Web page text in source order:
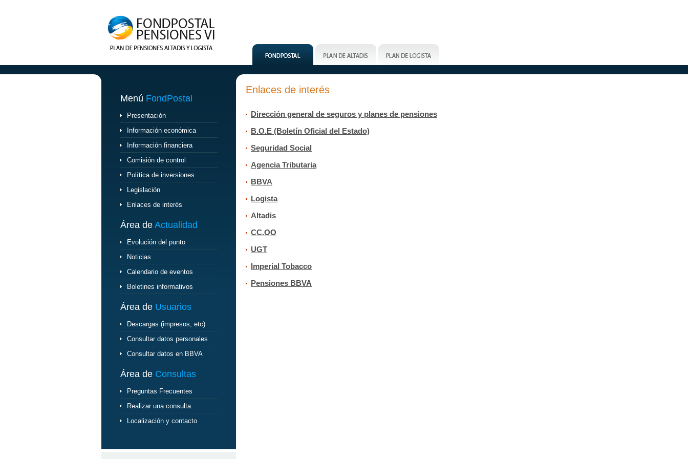
Menú FondPostal
Presentación
Información económica
Información financiera
Comisión de control
Política de inversiones
Legislación
Enlaces de interés
Área de Actualidad
Evolución del punto
Noticias
Calendario de eventos
Boletines informativos
Área de Usuarios
Descargas (impresos, etc)
Consultar datos personales
Consultar datos en BBVA
Área de Consultas
Preguntas Frecuentes
Realizar una consulta
Localización y contacto
Enlaces de interés
Dirección general de seguros y planes de pensiones
B.O.E (Boletín Oficial del Estado)
Seguridad Social
Agencia Tributaria
BBVA
Logista
Altadis
CC.OO
UGT
Imperial Tobacco
Pensiones BBVA